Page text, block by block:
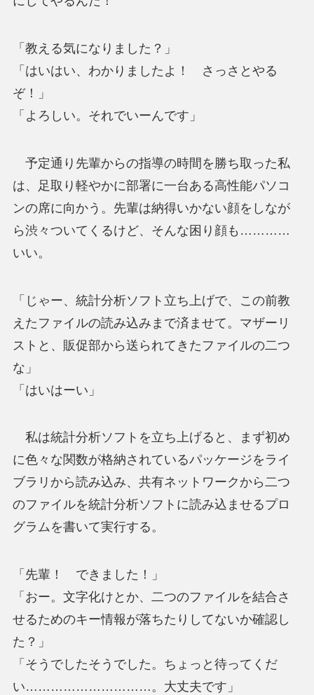
「教える気になりました？」
「はいはい、わかりましたよ！ さっさとやる
ぞ！」
「よろしい。それでいーんです」
予定通り先輩からの指導の時間を勝ち取った私
は、足取り軽やかに部署に一台ある高性能パソコ
ンの席に向かう。先輩は納得いかない顔をしなが
ら渋々ついてくるけど、そんな困り顔も…………
いい。
「じゃー、統計分析ソフト立ち上げで、この前教
えたファイルの読み込みまで済ませて。マザーリ
ストと、販促部から送られてきたファイルの二つ
な」
「はいはーい」
私は統計分析ソフトを立ち上げると、まず初め
に色々な関数が格納されているパッケージをライ
ブラリから読み込み、共有ネットワークから二つ
のファイルを統計分析ソフトに読み込ませるプロ
グラムを書いて実行する。
「先輩！ できました！」
「おー。文字化けとか、二つのファイルを結合さ
せるためのキー情報が落ちたりしてないか確認し
た？」
「そうでしたそうでした。ちょっと待ってくだ
い…………………………。大丈夫です」